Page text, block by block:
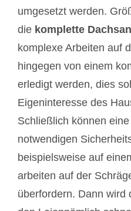
umgesetzt werden.
die komplette
komplexe Arbeiten auf
hingegen von einem
erledigt werden, dies
Eigeninteresse des
Schließlich können
notwendigen
beispielsweise auf
arbeiten auf der
überfordern. Dann wird